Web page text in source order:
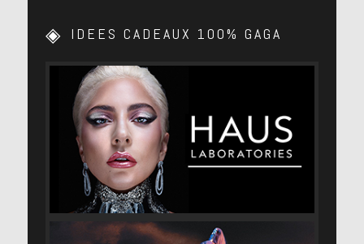
IDEES CADEAUX 100% GAGA